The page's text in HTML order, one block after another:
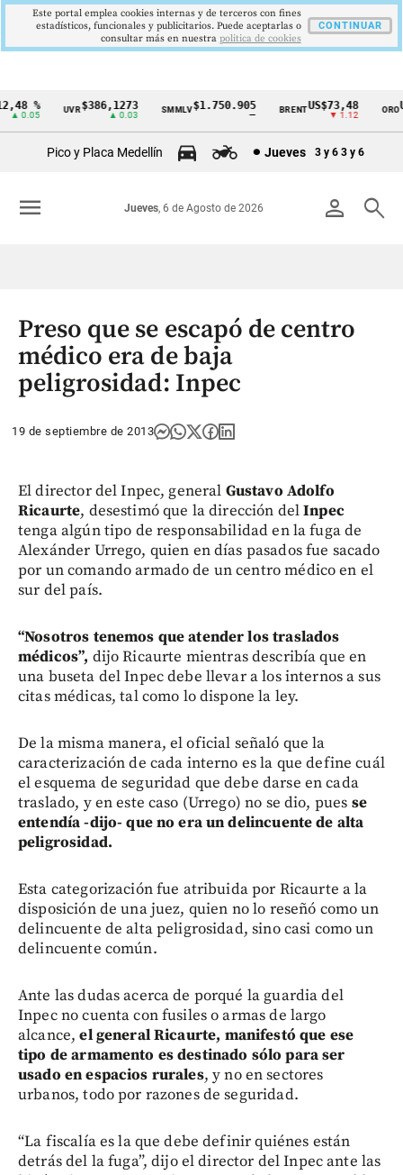
Cintillo
Colombia
%
▲ 0.05
UVR$386,1273
▲ 0.03
SMMLV$1.750.905 BRENTUS$73,48
▼ 1.12
ORO
Pico y Placa Medellín Jueves 3 y 6 3 y 6
person search
Jueves, 6 de Agosto de 2026
menu
Preso que se escapó de centro
médico era de baja
peligrosidad: Inpec
19 de septiembre de 2013
El director del Inpec, general Gustavo Adolfo
Ricaurte, desestimó que la dirección delInpec
tenga algún tipo de responsabilidad en la fuga de
Alexánder Urrego, quien en días pasados fue sacado
por un comando armado de un centro médico en el
sur del país.
“Nosotros tenemos que atender los traslados
médicos”, dijo Ricaurte mientras describía que en
una buseta del Inpec debe llevar a los internos a sus
citas médicas, tal como lo dispone la ley.
De la misma manera, el oficial señaló que la
caracterización de cada interno es la que define cuál
el esquema de seguridad que debe darse en cada
traslado, y en este caso (Urrego) no se dio, pues se
entendía -dijo- que no era un delincuente de alta
peligrosidad.
Esta categorización fue atribuida por Ricaurte a la
disposición de una juez, quien no lo reseñó como un
delincuente de alta peligrosidad, sino casi como un
delincuente común.
Ante las dudas acerca de porqué la guardia del
Inpec no cuenta con fusiles o armas de largo
alcance,el general Ricaurte, manifestó que ese
tipo de armamento es destinado sólo para ser
usado en espacios rurales, y no en sectores
urbanos, todo por razones de seguridad.
“La fiscalía es la que debe definir quiénes están
detrás del la fuga”, dijo el director del Inpec ante las
Este portal emplea cookies internas y de terceros con fines
estadísticos, funcionales y publicitarios. Puede aceptarlas o
consultar más en nuestra politica de cookies
CONTINUAR